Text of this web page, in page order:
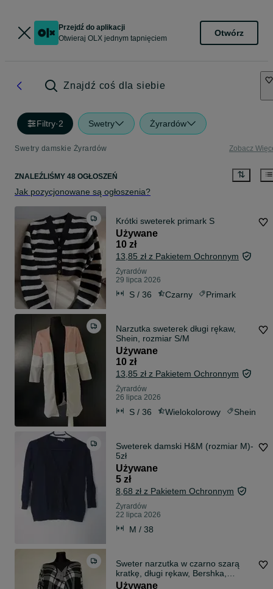
Przejdź do aplikacji
Otwieraj OLX jednym tapnięciem
Otwórz
Znajdź coś dla siebie
Filtry·2 Swetry Żyrardów
Swetry damskie Żyrardów Zobacz
ZNALEŹLIŚMY 48 OGŁOSZEŃ
Jak pozycjonowane są ogłoszenia?
Krótki sweterek primark S
Używane
10 zł
13,85 zł z Pakietem Ochronnym
Żyrardów
29 lipca 2026
S / 36 Czarny Primark
Narzutka sweterek długi rękaw,
Shein, rozmiar S/M
Używane
10 zł
13,85 zł z Pakietem Ochronnym
Żyrardów
26 lipca 2026
S / 36 Wielokolorowy Shein
Sweterek damski H&M (rozmiar M)-
5zł
Używane
5 zł
8,68 zł z Pakietem Ochronnym
Żyrardów
22 lipca 2026
M / 38
Sweter narzutka w czarno szarą
kratkę, długi rękaw, Bershka,
rozmiar S
Używane